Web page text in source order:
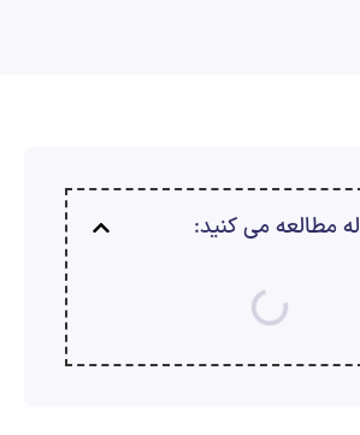
مطالعه می کنید:
ارسال